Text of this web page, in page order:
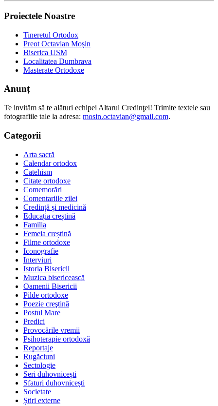
Proiectele Noastre
Tineretul Ortodox
Preot Octavian Moșin
Biserica USM
Localitatea Dumbrava
Masterate Ortodoxe
Anunț
Te invităm să te alături echipei Altarul Credinţei! Trimite textele sau
fotografiile tale la adresa: mosin.octavian@gmail.com.
Categorii
Arta sacră
Calendar ortodox
Catehism
Citate ortodoxe
Comemorări
Comentariile zilei
Credință și medicină
Educația creștină
Familia
Femeia creștină
Filme ortodoxe
Iconografie
Interviuri
Istoria Bisericii
Muzica bisericească
Oamenii Bisericii
Pilde ortodoxe
Poezie creştină
Postul Mare
Predici
Provocările vremii
Psihoterapie ortodoxă
Reportaje
Rugăciuni
Sectologie
Seri duhovnicești
Sfaturi duhovnicești
Societate
Știri externe